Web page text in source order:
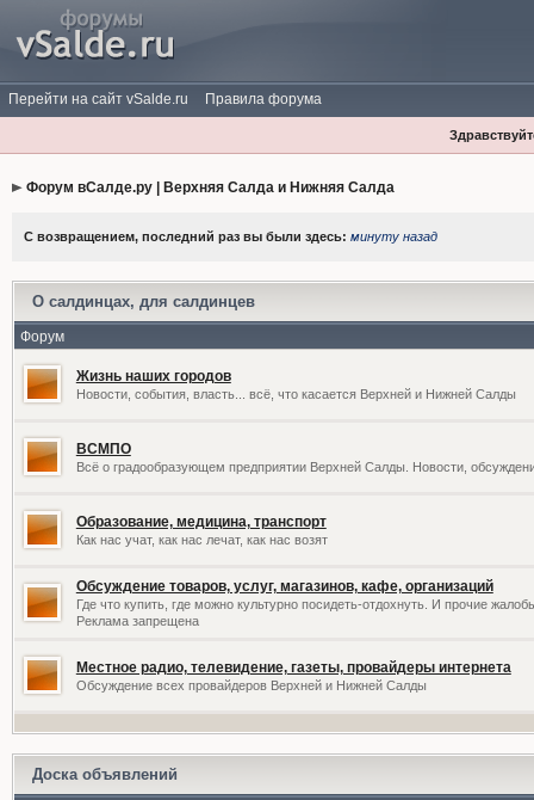
Перейти на сайт vSalde.ru Правила форума
Форум вСалде.ру | Верхняя Салда и Нижняя Салда
С возвращением, последний раз вы были здесь: минуту назад
О салдинцах, для салдинцев
Форум
Жизнь наших городов
Новости, события, власть... всё, что касается Верхней и Нижней Салды
ВСМПО
Всё о градообразующем предприятии Верхней Салды. Новости,
Образование, медицина, транспорт
Как нас учат, как нас лечат, как нас возят
Обсуждение товаров, услуг, магазинов, кафе, организаций
Где что купить, где можно культурно посидеть-отдохнуть. И прочие
Реклама запрещена
Местное радио, телевидение, газеты, провайдеры интернета
Обсуждение всех провайдеров Верхней и Нижней Салды
Доска объявлений